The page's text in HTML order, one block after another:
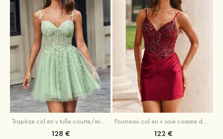
Trapèze col en v tulle courte/mini robe de fête de la rentrée avec perles
128 €
Fourreau col en v soie comme du satin courte/mini robe de fête de la rentrée avec paillettes
122 €